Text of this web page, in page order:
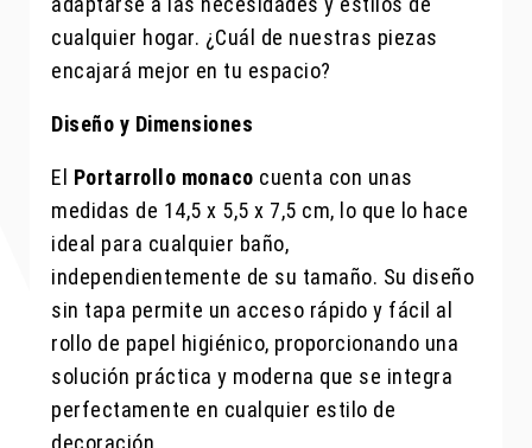
cualquier hogar. ¿Cuál de nuestras piezas
encajará mejor en tu espacio?
Diseño y Dimensiones
El Portarrollo monaco cuenta con unas
medidas de 14,5 x 5,5 x 7,5 cm, lo que lo hace
ideal para cualquier baño,
independientemente de su tamaño. Su diseño
sin tapa permite un acceso rápido y fácil al
rollo de papel higiénico, proporcionando una
solución práctica y moderna que se integra
perfectamente en cualquier estilo de
decoración.